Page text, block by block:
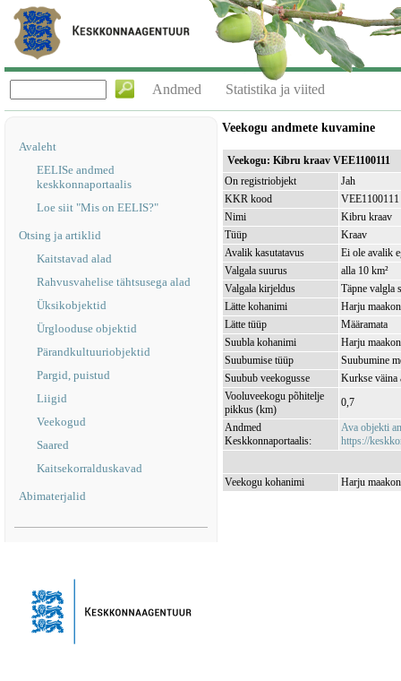
Andmed Statistika ja viited
Avaleht
EELISe andmed
keskkonnaportaalis
Loe siit "Mis on EELIS?"
Otsing ja artiklid
Kaitstavad alad
Rahvusvahelise tähtsusega alad
Üksikobjektid
Ürglooduse objektid
Pärandkultuuriobjektid
Pargid, puistud
Liigid
Veekogud
Saared
Kaitsekorralduskavad
Abimaterjalid
Veekogu andmete kuvamine
Veekogu: Kibru kraav VEE1100111
On registriobjekt
Jah
KKR kood
VEE1100111
Nimi
Kibru kraav
Tüüp
Kraav
Avalik kasutatavus
Ei ole avalik
Valgala suurus
alla 10 km²
Valgala kirjeldus
Täpne valgla
Lätte kohanimi
Harju
Lätte tüüp
Määramata
Suubla kohanimi
Harju
Suubumise tüüp
Suubumine
Suubub veekogusse
Kurkse väina
Vooluveekogu põhitelje
pikkus (km)
0,7
Andmed
Keskkonnaportaalis:
Ava objekti
https://
Veekogu kohanimi Harju